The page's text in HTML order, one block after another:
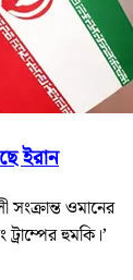
ইরান
সংক্রান্ত ওমানের
হুমকি।’